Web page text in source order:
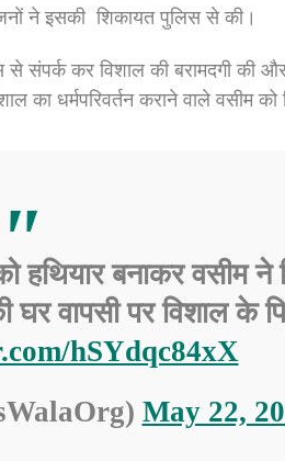
ने इसकी शिकायत पुलिस से की।
से संपर्क कर विशाल की बरामदगी की
का धर्मपरिवर्तन कराने वाले वसीम को
बनाकर वसीम ने
घर वापसी पर विशाल के
hSYdqc84xX
May 22,